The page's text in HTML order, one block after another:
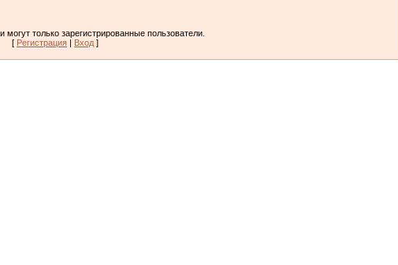
могут только зарегистрированные пользователи.
[ Регистрация | Вход ]